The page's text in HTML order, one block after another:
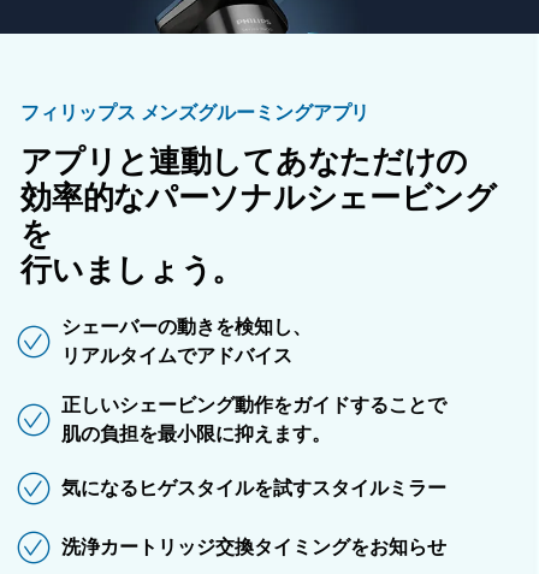
フィリップス メンズグルーミングアプリ
アプリと連動してあなただけの
効率的なパーソナルシェービング
を
行いましょう。
シェーバーの動きを検知し、
リアルタイムでアドバイス
正しいシェービング動作をガイドすることで
肌の負担を最小限に抑えます。
気になるヒゲスタイルを試すスタイルミラー
洗浄カートリッジ交換タイミングをお知らせ